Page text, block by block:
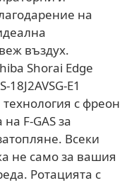
на
въздух.
Shorai Edge
18J2AVSG-E1
с фреон
F-GAS за
Всеки
не само за вашия
Ротацията с